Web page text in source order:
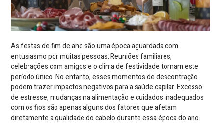
As festas de fim de ano são uma época aguardada com
entusiasmo por muitas pessoas. Reuniões familiares,
celebrações com amigos e o clima de festividade tornam este
período único. No entanto, esses momentos de descontração
podem trazer impactos negativos para a saúde capilar. Excesso
de estresse, mudanças na alimentação e cuidados inadequados
com os fios são apenas alguns dos fatores que afetam
diretamente a qualidade do cabelo durante essa época do ano.